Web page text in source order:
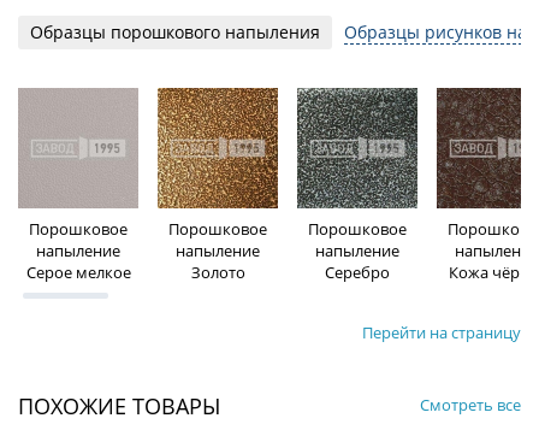
Образцы порошкового напыления Образцы рисунков на
Порошковое
напыление
Серое мелкое
Порошковое
напыление
Золото
Порошковое
напыление
Серебро
напыление
Кожа
Перейти на страницу
ПОХОЖИЕ ТОВАРЫ Смотреть все